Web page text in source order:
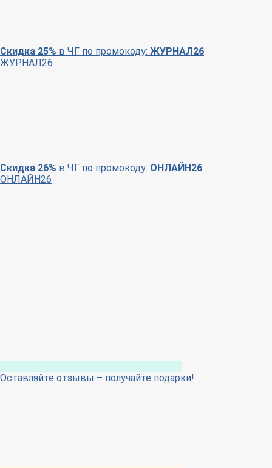
Скидка 25% в ЧГ по промокоду: ЖУРНАЛ26
ЖУРНАЛ26
Скидка 26% в ЧГ по промокоду: ОНЛАЙН26
ОНЛАЙН26
Оставляйте отзывы – получайте подарки!